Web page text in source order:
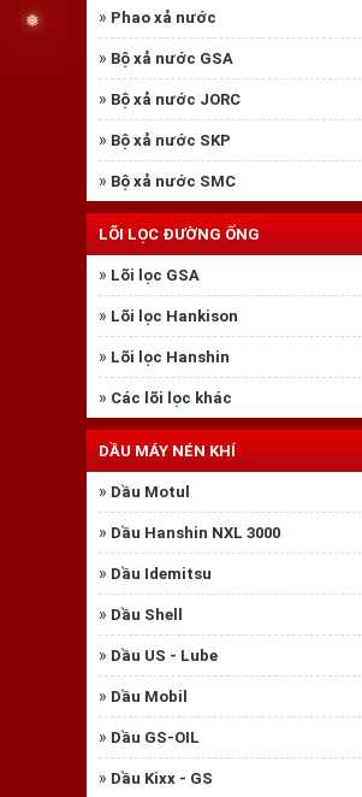
❆
❅
» Phao xả nước
» Bộ xả nước GSA
» Bộ xả nước JORC
» Bộ xả nước SKP
» Bộ xả nước SMC
LÕI LỌC ĐƯỜNG ỐNG
» Lõi lọc GSA
» Lõi lọc Hankison
» Lõi lọc Hanshin
» Các lõi lọc khác
DẦU MÁY NÉN KHÍ
» Dầu Motul
» Dầu Hanshin NXL 3000
» Dầu Idemitsu
» Dầu Shell
» Dầu US - Lube
» Dầu Mobil
» Dầu GS-OIL
» Dầu Kixx - GS